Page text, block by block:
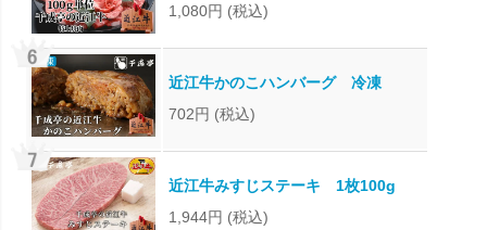
1,080円 (税込)
近江牛かのこハンバーグ 冷凍
702円 (税込)
近江牛みすじステーキ 1枚100g
1,944円 (税込)